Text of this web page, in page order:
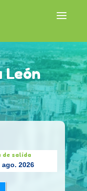
León
de salida
ago. 2026